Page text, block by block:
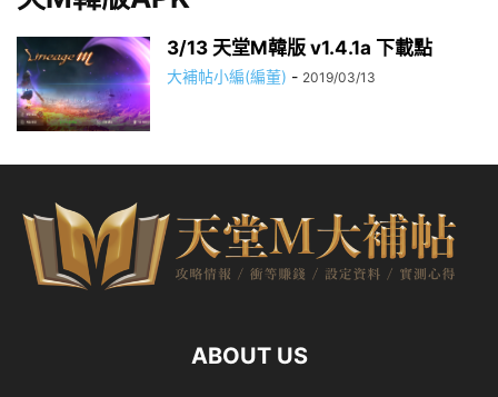
3/13 天堂M韓版 v1.4.1a 下載點
大補帖小編(編董) - 2019/03/13
ABOUT US